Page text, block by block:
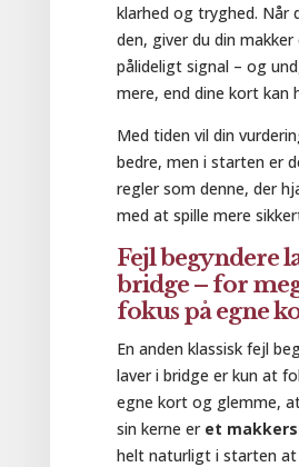
klarhed og tryghed. Når
den, giver du din makker
pålideligt signal – og
mere, end dine kort kan
Med tiden vil din
bedre, men i starten er
regler som denne, der
med at spille mere
Fejl begyndere
bridge – for
fokus på egne
En anden klassisk fejl
laver i bridge er kun at
egne kort og glemme,
sin kerne er et
helt naturligt i starten at